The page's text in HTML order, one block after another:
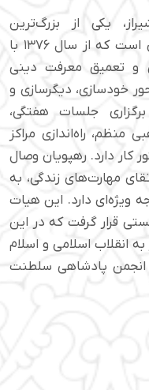
یکی از بزرگ‌ترین
مجموعه‌های فرهنگی و مذهبی ایران است که از سال ۱۳۷۶ با
و تعمیق معرفت دینی
خودسازی، دیگرسازی و
جلسات هفتگی،
منظم، راه‌اندازی مراکز
کار دارد. رهپویان وصال
مهارت‌های زندگی، به
ویژه‌ای دارد. این هیات
قرار گرفت که در این
و قریب به ۲۰۰ جانباز به انقلاب اسلامی و اسلام
انجمن پادشاهی سلطنت